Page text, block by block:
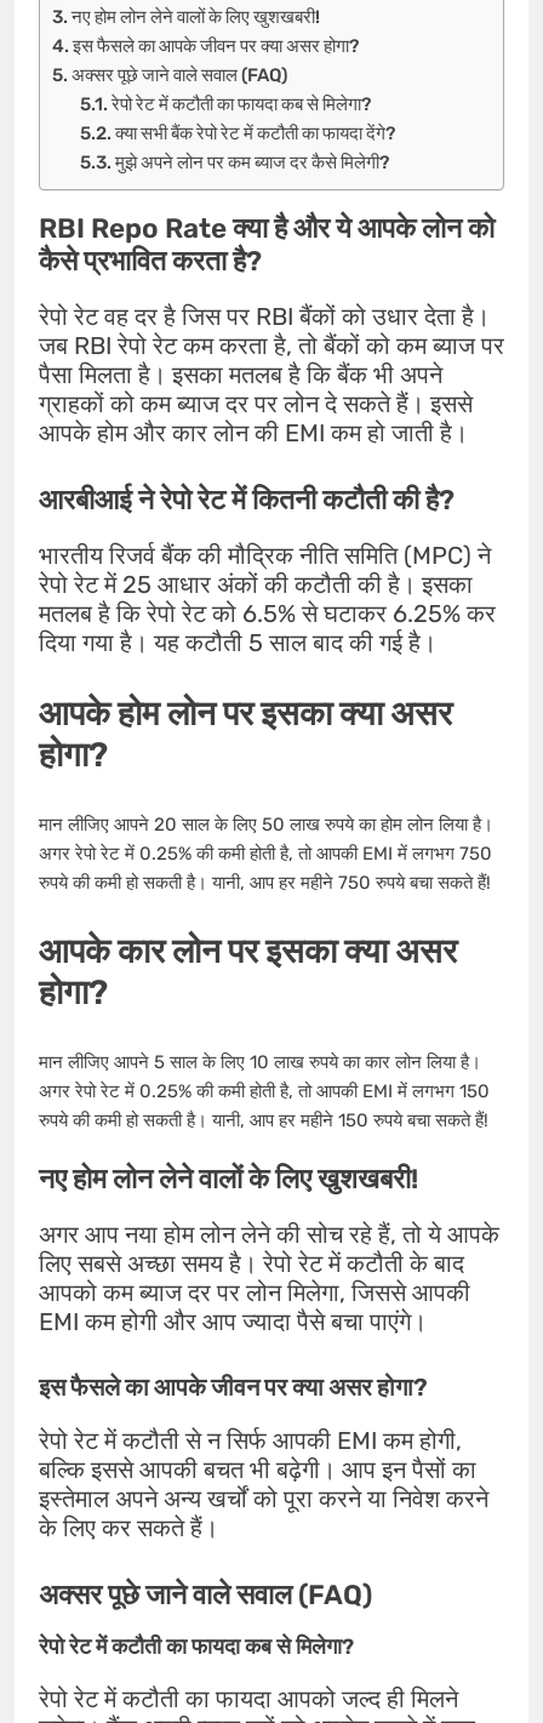
नए होम लोन लेने वालों के लिए खुशखबरी!
इस फैसले का आपके जीवन पर क्या असर होगा?
अक्सर पूछे जाने वाले सवाल (FAQ)
रेपो रेट में कटौती का फायदा कब से मिलेगा?
क्या सभी बैंक रेपो रेट में कटौती का फायदा देंगे?
मुझे अपने लोन पर कम ब्याज दर कैसे मिलेगी?
RBI Repo Rate क्या है और ये आपके लोन को
कैसे प्रभावित करता है?
रेपो रेट वह दर है जिस पर RBI बैंकों को उधार देता है।
जब RBI रेपो रेट कम करता है, तो बैंकों को कम ब्याज पर
पैसा मिलता है। इसका मतलब है कि बैंक भी अपने
ग्राहकों को कम ब्याज दर पर लोन दे सकते हैं। इससे
आपके होम और कार लोन की EMI कम हो जाती है।
आरबीआई ने रेपो रेट में कितनी कटौती की है?
भारतीय रिजर्व बैंक की मौद्रिक नीति समिति (MPC) ने
रेपो रेट में 25 आधार अंकों की कटौती की है। इसका
मतलब है कि रेपो रेट को 6.5% से घटाकर 6.25% कर
दिया गया है। यह कटौती 5 साल बाद की गई है।
आपके होम लोन पर इसका क्या असर
होगा?
मान लीजिए आपने 20 साल के लिए 50 लाख रुपये का होम लोन लिया है।
अगर रेपो रेट में 0.25% की कमी होती है, तो आपकी EMI में लगभग 750
रुपये की कमी हो सकती है। यानी, आप हर महीने 750 रुपये बचा सकते हैं!
आपके कार लोन पर इसका क्या असर
होगा?
मान लीजिए आपने 5 साल के लिए 10 लाख रुपये का कार लोन लिया है।
अगर रेपो रेट में 0.25% की कमी होती है, तो आपकी EMI में लगभग 150
रुपये की कमी हो सकती है। यानी, आप हर महीने 150 रुपये बचा सकते हैं!
नए होम लोन लेने वालों के लिए खुशखबरी!
अगर आप नया होम लोन लेने की सोच रहे हैं, तो ये आपके
लिए सबसे अच्छा समय है। रेपो रेट में कटौती के बाद
आपको कम ब्याज दर पर लोन मिलेगा, जिससे आपकी
EMI कम होगी और आप ज्यादा पैसे बचा पाएंगे।
इस फैसले का आपके जीवन पर क्या असर होगा?
रेपो रेट में कटौती से न सिर्फ आपकी EMI कम होगी,
बल्कि इससे आपकी बचत भी बढ़ेगी। आप इन पैसों का
इस्तेमाल अपने अन्य खर्चों को पूरा करने या निवेश करने
के लिए कर सकते हैं।
अक्सर पूछे जाने वाले सवाल (FAQ)
रेपो रेट में कटौती का फायदा कब से मिलेगा?
रेपो रेट में कटौती का फायदा आपको जल्द ही मिलने